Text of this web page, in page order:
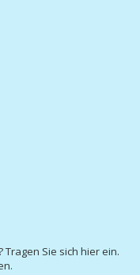
Sie sich hier ein.